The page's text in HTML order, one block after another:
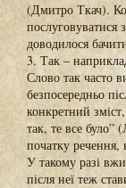
(Дмитро Ткач).
доводилося
3. Так –
Слово так часто
безпосередньо
конкретний
так, те все було”
початку речення,
У такому разі
після неї теж